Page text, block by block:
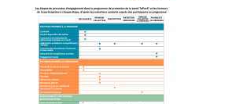
Image